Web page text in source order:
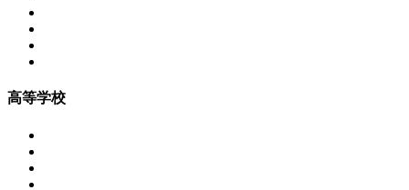
高等学校